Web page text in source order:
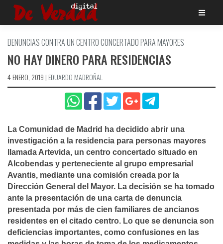
Saltar
DENUNCIAS CONTRA UN CENTRO CONCERTADO PARA MAYORES
NO HAY DINERO PARA RESIDENCIAS
4 ENERO, 2019 | EDUARDO MADROÑAL
La Comunidad de Madrid ha decidido abrir una
investigación a la residencia para personas mayores
llamada Artevida, un centro concertado situado en
Alcobendas y perteneciente al grupo empresarial
Avantis, mediante una comisión creada por la
Dirección General del Mayor. La decisión se ha tomado
ante la presentación de una carta de denuncia
presentada por más de cien familiares de ancianos
residentes en el citado centro. Lo que se denuncia son
deficiencias importantes, como confusiones en las